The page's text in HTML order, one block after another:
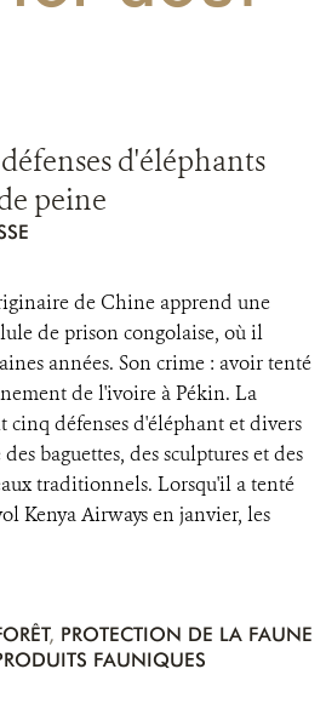
d'éléphants
peine
de Chine apprend une
de prison congolaise, où il
années. Son crime : avoir tenté
de l'ivoire à Pékin. La
cinq défenses d'éléphant et divers
baguettes, des sculptures et des
traditionnels. Lorsqu'il a tenté
Kenya Airways en janvier, les
, PROTECTION DE LA FAUNE
FAUNIQUES